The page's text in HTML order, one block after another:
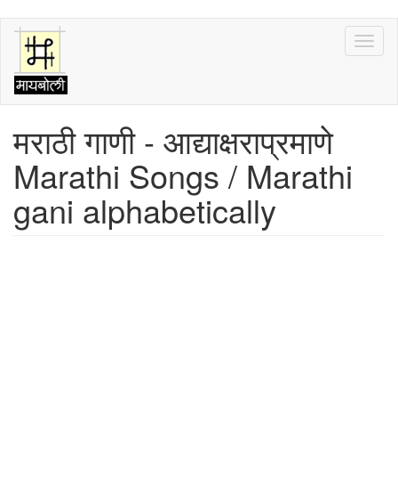
Skip
main
content
मराठी गाणी - आद्याक्षराप्रमाणे
Marathi Songs / Marathi
gani alphabetically